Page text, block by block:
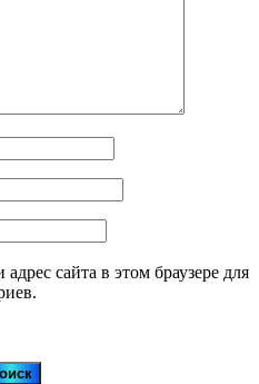
сайта в этом браузере для